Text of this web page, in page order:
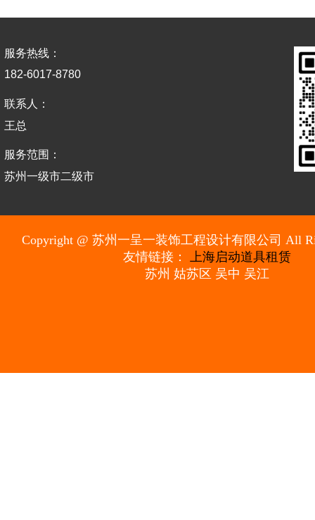
服务热线：
182-6017-8780
联系人：
王总
服务范围：
苏州一级市二级市
Copyright @ 苏州一呈一装饰工程设计有限公司 All
友情链接：
上海启动道具租赁
苏州 姑苏区 吴中 吴江